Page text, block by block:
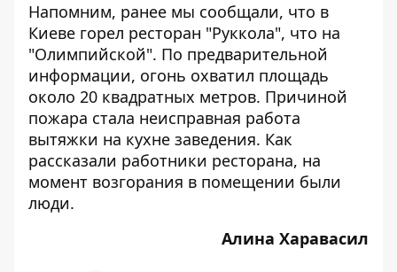
Напомним, ранее мы сообщали, что в
Киеве горел ресторан "Руккола", что на
"Олимпийской". По предварительной
информации, огонь охватил площадь
около 20 квадратных метров. Причиной
пожара стала неисправная работа
вытяжки на кухне заведения. Как
рассказали работники ресторана, на
момент возгорания в помещении были
люди.
Алина Харавасил